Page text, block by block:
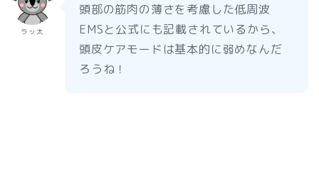
ラッ太
頭部の筋肉の薄さを考慮した低周波
EMSと公式にも記載されているから、
頭皮ケアモードは基本的に弱めなんだ
ろうね！